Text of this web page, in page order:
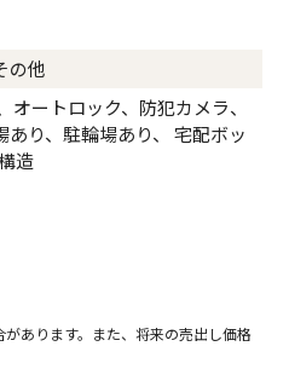
の他
ートロック、防犯カメラ、
り、駐輪場あり、 宅配ボッ
造
あります。また、将来の売出し価格